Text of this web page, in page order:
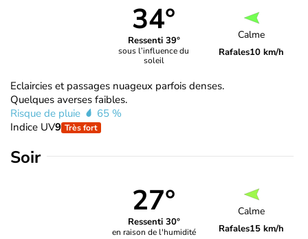
34°
Ressenti 39°
sous l’influence du
soleil
Calme
Rafales10 km/h
Eclaircies et passages nuageux parfois denses.
Quelques averses faibles.
Risque de pluie
65 %
Indice UV9 Très fort
Soir
27°
Ressenti 30°
en raison de l'humidité
Calme
Rafales15 km/h